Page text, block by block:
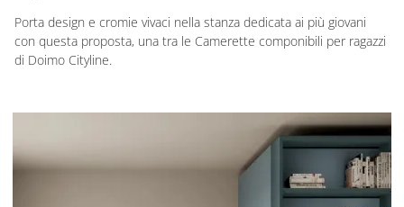
Porta design e cromie vivaci nella stanza dedicata ai più giovani
con questa proposta, una tra le Camerette componibili per ragazzi
di Doimo Cityline.